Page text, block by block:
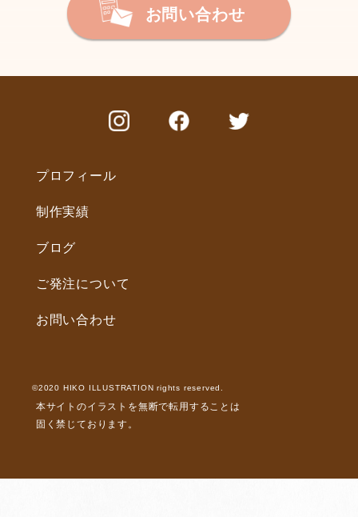
お問い合わせ
プロフィール
制作実績
ブログ
ご発注について
お問い合わせ
©2020 HIKO ILLUSTRATION rights reserved.
本サイトのイラストを無断で転用することは
固く禁じております。